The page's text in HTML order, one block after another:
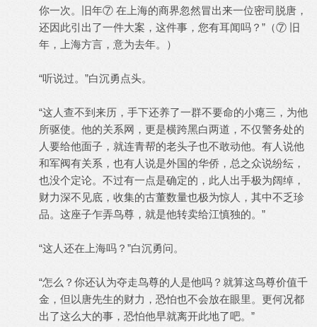
你一次。旧年⑦ 在上海的商界忽然冒出来一位密司脱唐，
还因此引出了一件大案，这件事，您有耳闻吗？”（⑦ 旧
年，上海方言，意为去年。）
“听说过。”白沉勇点头。
“这人查不到来历，手下还养了一群不要命的小瘪三，为他
所驱使。他的关系网，更是横跨黑白两道，不仅警务处的
人要给他面子，就连青帮的老头子也不敢动他。有人说他
和军阀有关系，也有人说是外国的华侨，总之众说纷纭，
也没个定论。不过有一点是确定的，此人出手极为阔绰，
财力深不见底，收集的古董数量也极为惊人，其中不乏珍
品。这座子乍弄鸟尊，就是他转卖给江慎独的。”
“这人还在上海吗？”白沉勇问。
“怎么？你还认为夺走鸟尊的人是他吗？就算这鸟尊价值千
金，但以唐先生的财力，恐怕也不会放在眼里。更何况都
出了这么大的事，恐怕他早就离开此地了吧。”